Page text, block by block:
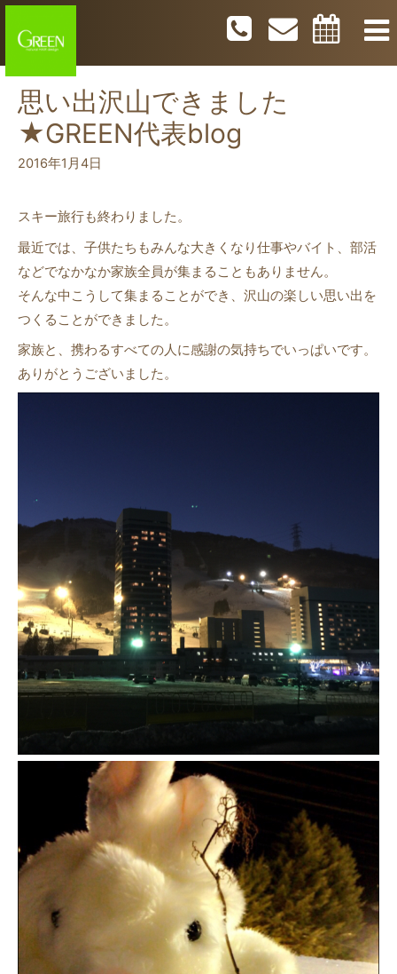
思い出沢山できました
★GREEN代表blog
2016年1月4日
スキー旅行も終わりました。
最近では、子供たちもみんな大きくなり仕事やバイト、部活
などでなかなか家族全員が集まることもありません。
そんな中こうして集まることができ、沢山の楽しい思い出を
つくることができました。
家族と、携わるすべての人に感謝の気持ちでいっぱいです。
ありがとうございました。